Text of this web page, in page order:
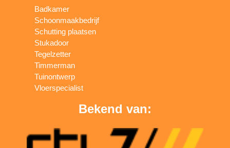
Badkamer
Schoonmaakbedrijf
Schutting plaatsen
Stukadoor
Tegelzetter
Timmerman
Tuinontwerp
Vloerspecialist
Bekend van: